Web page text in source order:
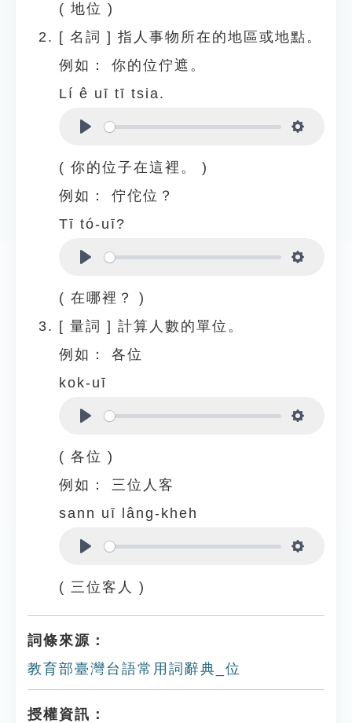
( 地位 )
[ 名詞 ] 指人事物所在的地區或地點。
例如：
你的位佇遮。
Lí ê uī tī tsia.
( 你的位子在這裡。 )
例如：
佇佗位？
Tī tó-uī?
( 在哪裡？ )
[ 量詞 ] 計算人數的單位。
例如：
各位
kok-uī
( 各位 )
例如：
三位人客
sann uī lâng-kheh
( 三位客人 )
詞條來源：
教育部臺灣台語常用詞辭典_位
授權資訊：